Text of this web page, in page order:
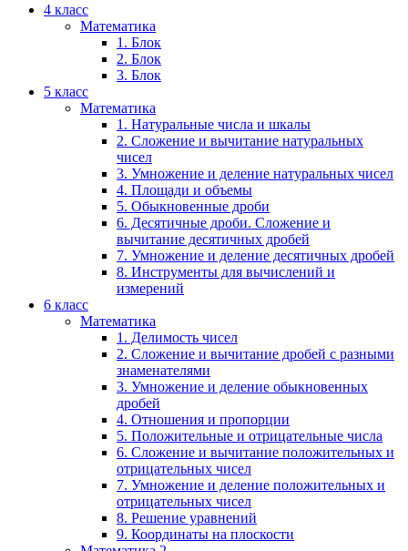
4 класс
Математика
1. Блок
2. Блок
3. Блок
5 класс
Математика
1. Натуральные числа и шкалы
2. Сложение и вычитание натуральных
чисел
3. Умножение и деление натуральных чисел
4. Площади и объемы
5. Обыкновенные дроби
6. Десятичные дроби. Сложение и
вычитание десятичных дробей
7. Умножение и деление десятичных дробей
8. Инструменты для вычислений и
измерений
6 класс
Математика
1. Делимость чисел
2. Сложение и вычитание дробей с разными
знаменателями
3. Умножение и деление обыкновенных
дробей
4. Отношения и пропорции
5. Положительные и отрицательные числа
6. Сложение и вычитание положительных и
отрицательных чисел
7. Умножение и деление положительных и
отрицательных чисел
8. Решение уравнений
9. Координаты на плоскости